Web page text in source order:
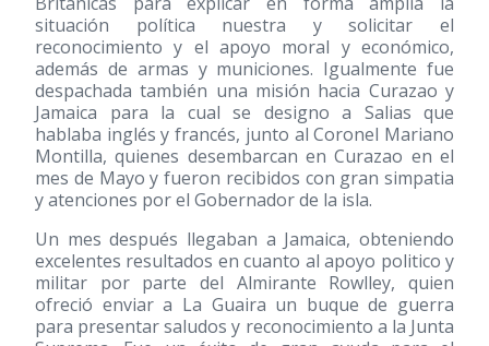
situación política nuestra y solicitar el
reconocimiento y el apoyo moral y económico,
además de armas y municiones. Igualmente fue
despachada también una misión hacia Curazao y
Jamaica para la cual se designo a Salias que
hablaba inglés y francés, junto al Coronel Mariano
Montilla, quienes desembarcan en Curazao en el
mes de Mayo y fueron recibidos con gran simpatia
y atenciones por el Gobernador de la isla.
Un mes después llegaban a Jamaica, obteniendo
excelentes resultados en cuanto al apoyo politico y
militar por parte del Almirante Rowlley, quien
ofreció enviar a La Guaira un buque de guerra
para presentar saludos y reconocimiento a la Junta